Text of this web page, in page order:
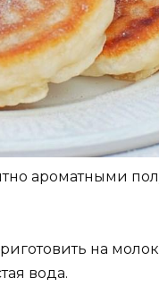
ароматными
на
вода.